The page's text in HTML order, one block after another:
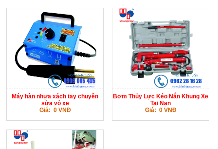
Máy hàn nhựa xách tay chuyên
sửa vỏ xe
Giá: 0 VNĐ
Bơm Thủy Lực Kéo Nắn Khung Xe
Tai Nạn
Giá: 0 VNĐ